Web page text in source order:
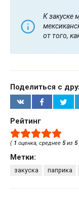
К закуске
от того,
Поделиться с
Рейтинг
( 1 оценка, среднее 5из 5
Метки:
закуска паприка